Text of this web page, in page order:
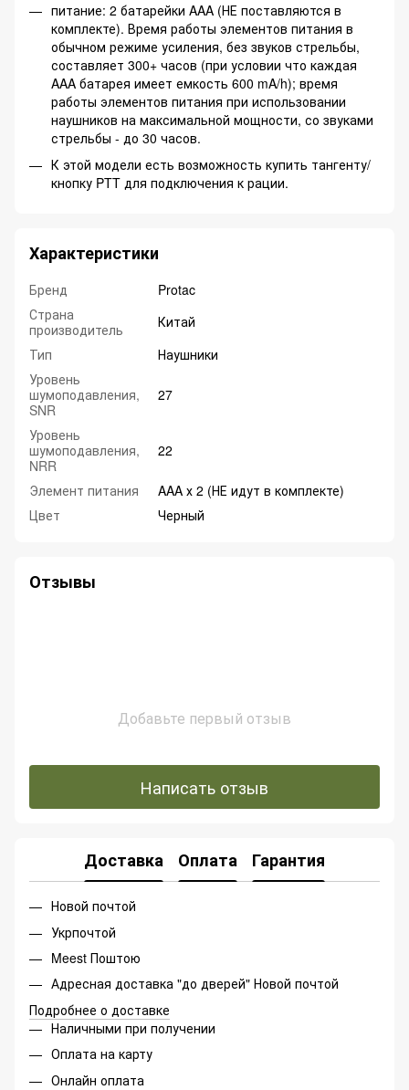
питание: 2 батарейки AAA (НЕ поставляются в
комплекте). Время работы элементов питания в
обычном режиме усиления, без звуков стрельбы,
составляет 300+ часов (при условии что каждая
AAA батарея имеет емкость 600 mA/h); время
работы элементов питания при использовании
наушников на максимальной мощности, со звуками
стрельбы - до 30 часов.
К этой модели есть возможность купить тангенту/
кнопку PTT для подключения к рации.
Характеристики
Бренд
Protac
Страна
производитель
Китай
Тип
Наушники
Уровень
шумоподавления,
SNR
27
Уровень
шумоподавления,
NRR
22
Элемент питания
AAA х 2 (НЕ идут в комплекте)
Цвет
Черный
Отзывы
Добавьте первый отзыв
Написать отзыв
Доставка Оплата Гарантия
Новой почтой
Укрпочтой
Meest Поштою
Адресная доставка "до дверей" Новой почтой
Подробнее о доставке
Наличными при получении
Оплата на карту
Онлайн оплата